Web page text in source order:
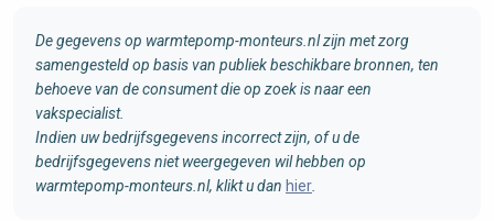
De gegevens op warmtepomp-monteurs.nl zijn met zorg
samengesteld op basis van publiek beschikbare bronnen, ten
behoeve van de consument die op zoek is naar een
vakspecialist.
Indien uw bedrijfsgegevens incorrect zijn, of u de
bedrijfsgegevens niet weergegeven wil hebben op
warmtepomp-monteurs.nl, klikt u dan hier